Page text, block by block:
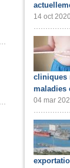
14 oct 2020
cliniques
maladies
04 mar